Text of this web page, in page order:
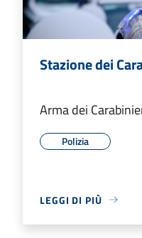
Stazione dei
Arma dei
Polizia
LEGGI DI PIÙ